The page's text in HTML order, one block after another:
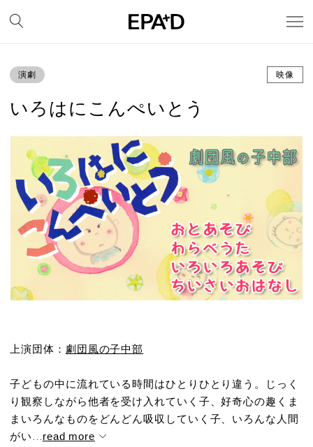
演劇 映像
いろはにこんぺいとう
上演団体： 劇団風の子中部
子どもの中に流れている時間はひとりひとり違う。じっく
り観察しながら他者を受け入れていく子、好奇心の趣くま
まいろんなものをどんどん吸収していく子、いろんな人間
がい...read more